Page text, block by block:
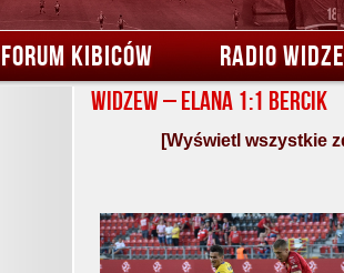
FORUM KIBICÓW RADIO
Widzew – Elana 1:1 Bercik
[Wyświetl wszystkie